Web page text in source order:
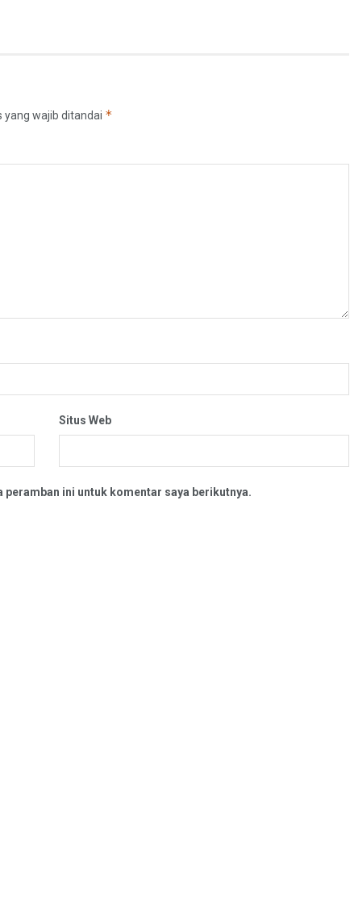
yang wajib ditandai *
Situs Web
peramban ini untuk komentar saya berikutnya.